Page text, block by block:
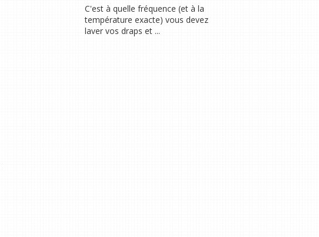
C'est à quelle fréquence (et à la
température exacte) vous devez
laver vos draps et ...